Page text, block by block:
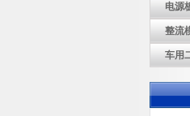
电源
整流
车用